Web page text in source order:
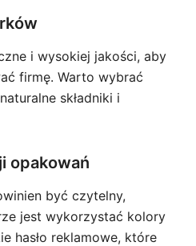
i wysokiej jakości, aby
firmę. Warto wybrać
składniki i
opakowań
być czytelny,
jest wykorzystać kolory
hasło reklamowe, które